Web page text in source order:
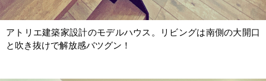
アトリエ建築家設計のモデルハウス。リビングは南側の大開口
と吹き抜けで解放感バツグン！